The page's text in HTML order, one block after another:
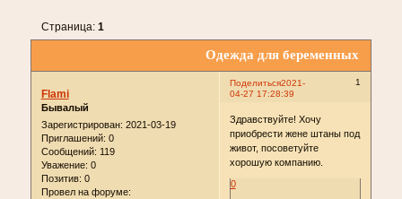
Одежда для беременных
Страница: 1
Поделиться 1
2021-
04-27 17:28:39
Flami
Бывалый
Зарегистрирован: 2021-03-19
Приглашений: 0
Сообщений: 119
Уважение: 0
Позитив: 0
Провел на форуме:
Здравствуйте! Хочу
приобрести жене штаны под
живот, посоветуйте
хорошую компанию.
0